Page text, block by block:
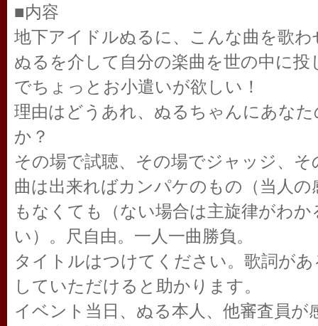
■内容
地下アイドルぬるに、こんな曲を歌
ぬるを介して自分の楽曲を世の中に投
でちょっとお小遣いが欲しい！
理由はどうあれ、ぬるちゃんにあな
か？
その場で試聴、その場でジャッジ、
曲は出来ればカンパケのもの（当人
もなくても（ない場合は主旋律がわ
い）。尺自由。一人一曲勝負。
タイトルはつけてください。歌詞が
していただけると助かります。
イベント当日、ぬる本人、他審査員が